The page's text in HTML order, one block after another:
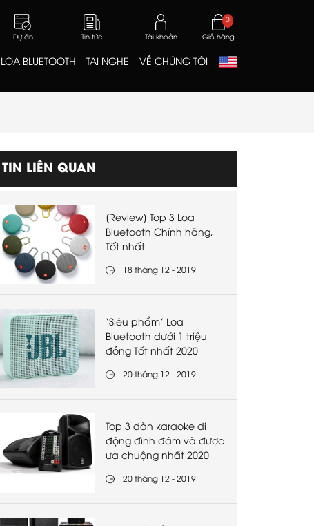
Dự án Tin tức Tài khoản Giỏ hàng
0
LOA BLUETOOTH TAI NGHE VỀ CHÚNG TÔI
TIN LIÊN QUAN
[Review] Top 3 Loa
Bluetooth Chính hãng,
Tốt nhất
18 tháng 12 - 2019
‘Siêu phẩm’ Loa
Bluetooth dưới 1 triệu
đồng Tốt nhất 2020
20 tháng 12 - 2019
Top 3 dàn karaoke di
động đình đám và được
ưa chuộng nhất 2020
20 tháng 12 - 2019